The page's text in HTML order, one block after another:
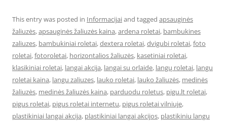
This entry was posted in Informacijaiand tagged apsauginės
žaliuzės,apsauginės žaliuzės kaina,ardena roletai, bambukines
zaliuzes, bambukiniai roletai,dextera roletai,dvigubi roletai,foto
roletai,fotoroletai, horizontalios žaliuzės, kasetiniai roletai,
klasikiniai roletai, langai akcija, langai su orlaide, langų roletai, langu
roletai kaina, langu zaliuzes, lauko roletai, lauko žaliuzės, medinės
žaliuzės, medinės žaliuzės kaina, parduodu roletus, pigu.lt roletai,
pigus roletai, pigus roletai internetu, pigus roletai vilniuje,
plastikiniai langai akcija, plastikiniai langai akcijos, plastikiniu langu